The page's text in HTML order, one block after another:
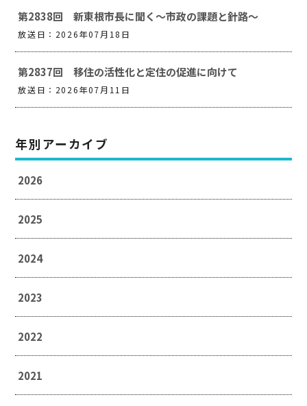
第2838回 新東根市長に聞く～市政の課題と針路～
放送日：2026年07月18日
第2837回 移住の活性化と定住の促進に向けて
放送日：2026年07月11日
年別アーカイブ
2026
2025
2024
2023
2022
2021